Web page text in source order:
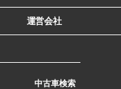
運営会社
中古車検索